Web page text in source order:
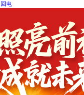
刚刚